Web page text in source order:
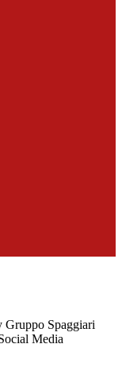
Gruppo Spaggiari
Media